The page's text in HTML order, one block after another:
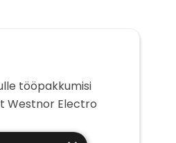
tööpakkumisi
Westnor Electro